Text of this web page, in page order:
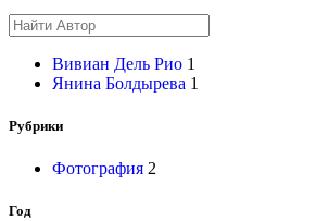
Вивиан Дель Рио 1
Янина Болдырева 1
Рубрики
Фотография 2
Год